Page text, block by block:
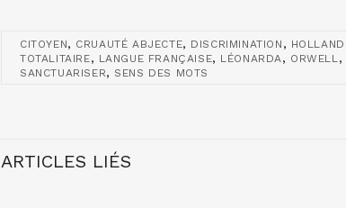
CITOYEN, CRUAUTÉ ABJECTE, DISCRIMINATION ,
TOTALITAIRE, LANGUE FRANÇAISE, LÉONARDA, ORWELL,
SANCTUARISER, SENS DES MOTS
ARTICLES LIÉS